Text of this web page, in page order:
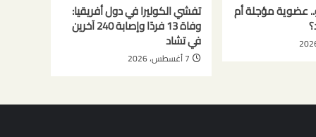
عضوية مؤجلة أم تفشي الكوليرا في دول أفريقيا:
وفاة 13 فردًا وإصابة 240 آخرين
في تشاد
7 أغسطس، 2026